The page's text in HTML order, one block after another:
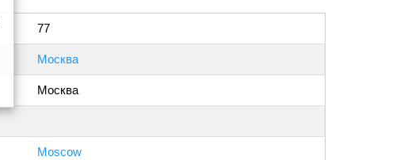
77
Москва
Москва
Moscow